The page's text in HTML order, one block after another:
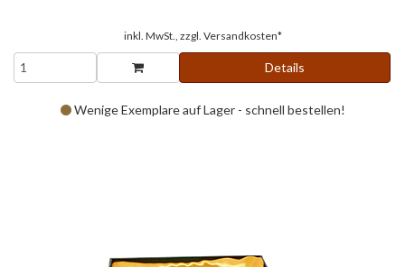
inkl. MwSt., zzgl. Versandkosten*
Details
Wenige Exemplare auf Lager - schnell bestellen!